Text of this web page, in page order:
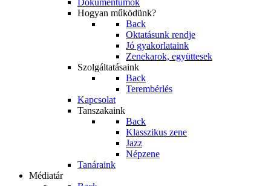
Dokumentumok
Hogyan működünk?
Back
Oktatásunk rendje
Jó gyakorlataink
Zenekarok, együttesek
Szolgáltatásaink
Back
Terembérlés
Kapcsolat
Tanszakaink
Back
Klasszikus zene
Jazz
Népzene
Tanáraink
Médiatár